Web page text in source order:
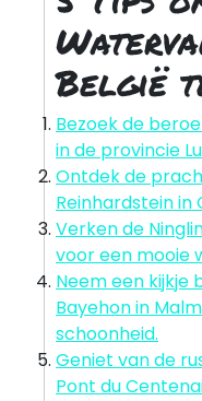
België
Bezoek de
in de provincie
Ontdek de
Reinhardstein in
Verken de
voor een mooie
Neem een kijkje
Bayehon in
schoonheid.
Geniet van de
Pont du